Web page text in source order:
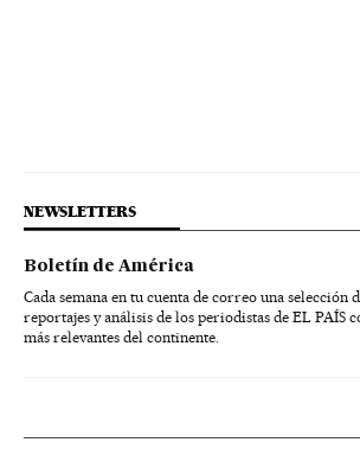
NEWSLETTERS
Boletín de América
Cada semana en tu cuenta de correo una selección
reportajes y análisis de los periodistas de EL PAÍS
más relevantes del continente.